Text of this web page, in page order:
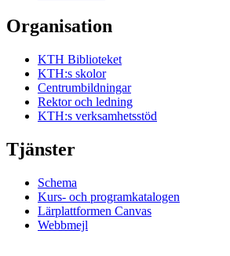
Organisation
KTH Biblioteket
KTH:s skolor
Centrumbildningar
Rektor och ledning
KTH:s verksamhetsstöd
Tjänster
Schema
Kurs- och programkatalogen
Lärplattformen Canvas
Webbmejl